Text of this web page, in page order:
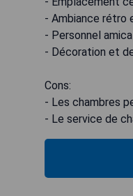
- Ambiance rétro
- Personnel
- Décoration et
Cons:
- Les chambres
- Le service de